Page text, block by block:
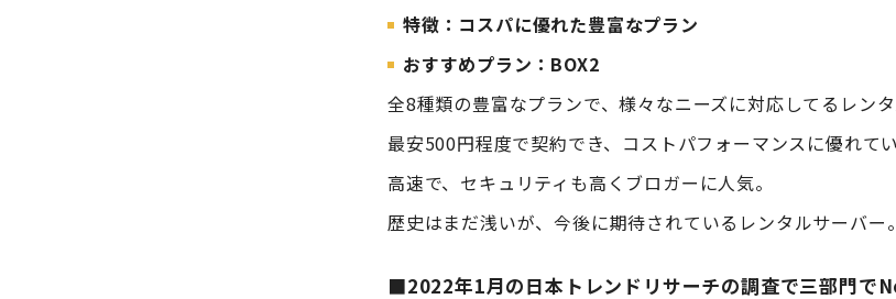
特徴：コスパに優れた豊富なプラン
おすすめプラン：BOX2
全8種類の豊富なプランで、様々なニーズに対応してるレンタ
最安500円程度で契約でき、コストパフォーマンスに優れてい
高速で、セキュリティも高くブロガーに人気。
歴史はまだ浅いが、今後に期待されているレンタルサーバー。
■2022年1月の日本トレンドリサーチの調査で三部門で